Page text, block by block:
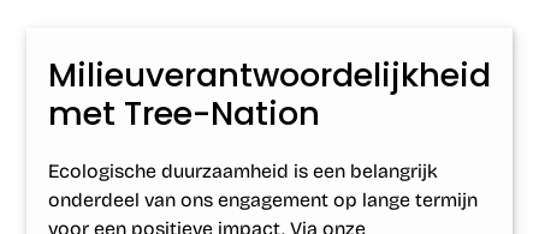
Milieuverantwoordelijkheid
met Tree-Nation
Ecologische duurzaamheid is een belangrijk
onderdeel van ons engagement op lange termijn
voor een positieve impact. Via onze